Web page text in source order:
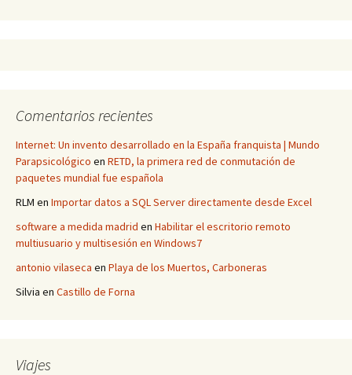
Comentarios recientes
Internet: Un invento desarrollado en la España franquista | Mundo
Parapsicológico en RETD, la primera red de conmutación de
paquetes mundial fue española
RLM en Importar datos a SQL Server directamente desde Excel
software a medida madrid en Habilitar el escritorio remoto
multiusuario y multisesión en Windows7
antonio vilaseca en Playa de los Muertos, Carboneras
Silvia en Castillo de Forna
Viajes